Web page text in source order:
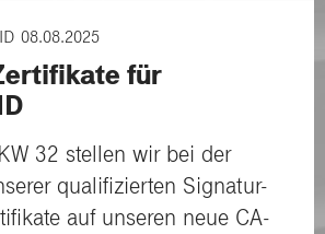
08.08.2025
für
32 stellen wir bei der
qualifizierten Signatur-
auf unseren neue CA-